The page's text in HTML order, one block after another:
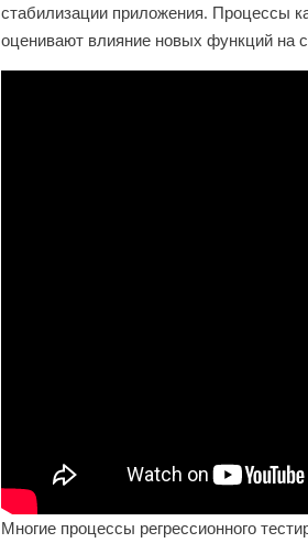
стабилизации приложения. Процессы
оценивают влияние новых функций на
Многие процессы регрессионного